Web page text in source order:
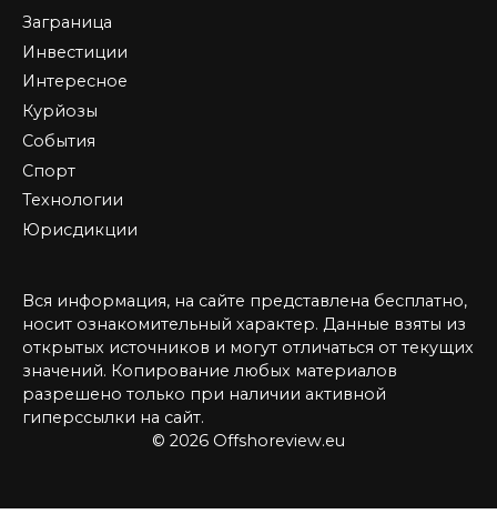
Заграница
Инвестиции
Интересное
Курйозы
События
Спорт
Технологии
Юрисдикции
Вся информация, на сайте представлена бесплатно,
носит ознакомительный характер. Данные взяты из
открытых источников и могут отличаться от текущих
значений. Копирование любых материалов
разрешено только при наличии активной
гиперссылки на сайт.
© 2026 Offshoreview.eu